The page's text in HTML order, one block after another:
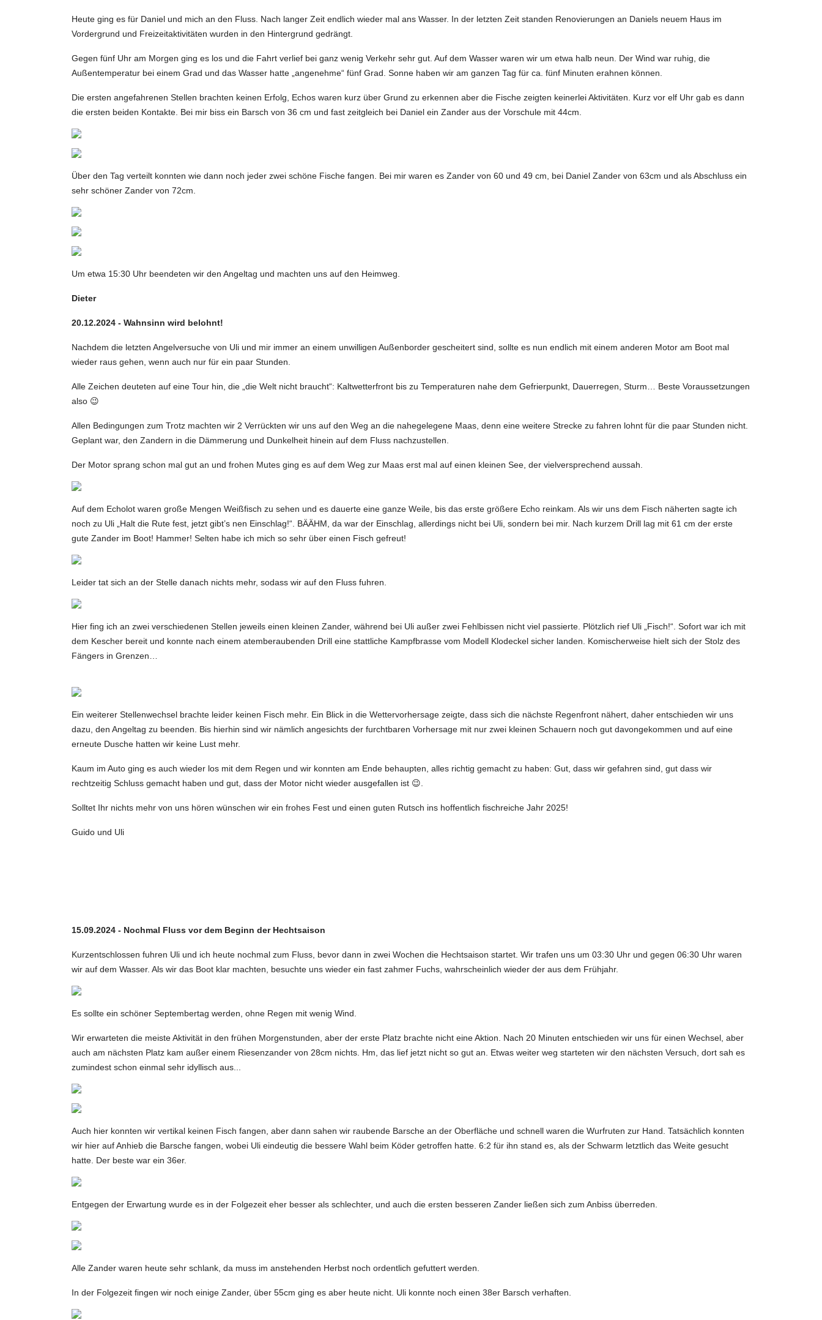
Heute ging es für Daniel und mich an den Fluss. Nach langer Zeit endlich wieder mal ans Wasser. In der letzten Zeit standen Renovierungen an Daniels neuem Haus im
Vordergrund und Freizeitaktivitäten wurden in den Hintergrund gedrängt.
Gegen fünf Uhr am Morgen ging es los und die Fahrt verlief bei ganz wenig Verkehr sehr gut. Auf dem Wasser waren wir um etwa halb neun. Der Wind war ruhig, die
Außentemperatur bei einem Grad und das Wasser hatte „angenehme“ fünf Grad. Sonne haben wir am ganzen Tag für ca. fünf Minuten erahnen können.
Die ersten angefahrenen Stellen brachten keinen Erfolg, Echos waren kurz über Grund zu erkennen aber die Fische zeigten keinerlei Aktivitäten. Kurz vor elf Uhr gab es dann
die ersten beiden Kontakte. Bei mir biss ein Barsch von 36 cm und fast zeitgleich bei Daniel ein Zander aus der Vorschule mit 44cm.
Über den Tag verteilt konnten wie dann noch jeder zwei schöne Fische fangen. Bei mir waren es Zander von 60 und 49 cm, bei Daniel Zander von 63cm und als Abschluss ein
sehr schöner Zander von 72cm.
Um etwa 15:30 Uhr beendeten wir den Angeltag und machten uns auf den Heimweg.
Dieter
20.12.2024 - Wahnsinn wird belohnt!
Nachdem die letzten Angelversuche von Uli und mir immer an einem unwilligen Außenborder gescheitert sind, sollte es nun endlich mit einem anderen Motor am Boot mal
wieder raus gehen, wenn auch nur für ein paar Stunden.
Alle Zeichen deuteten auf eine Tour hin, die „die Welt nicht braucht“: Kaltwetterfront bis zu Temperaturen nahe dem Gefrierpunkt, Dauerregen, Sturm… Beste Voraussetzungen
also 😉
Allen Bedingungen zum Trotz machten wir 2 Verrückten wir uns auf den Weg an die nahegelegene Maas, denn eine weitere Strecke zu fahren lohnt für die paar Stunden nicht.
Geplant war, den Zandern in die Dämmerung und Dunkelheit hinein auf dem Fluss nachzustellen.
Der Motor sprang schon mal gut an und frohen Mutes ging es auf dem Weg zur Maas erst mal auf einen kleinen See, der vielversprechend aussah.
Auf dem Echolot waren große Mengen Weißfisch zu sehen und es dauerte eine ganze Weile, bis das erste größere Echo reinkam. Als wir uns dem Fisch näherten sagte ich
noch zu Uli „Halt die Rute fest, jetzt gibt’s nen Einschlag!“. BÄÄHM, da war der Einschlag, allerdings nicht bei Uli, sondern bei mir. Nach kurzem Drill lag mit 61 cm der erste
gute Zander im Boot! Hammer! Selten habe ich mich so sehr über einen Fisch gefreut!
Leider tat sich an der Stelle danach nichts mehr, sodass wir auf den Fluss fuhren.
Hier fing ich an zwei verschiedenen Stellen jeweils einen kleinen Zander, während bei Uli außer zwei Fehlbissen nicht viel passierte. Plötzlich rief Uli „Fisch!“. Sofort war ich mit
dem Kescher bereit und konnte nach einem atemberaubenden Drill eine stattliche Kampfbrasse vom Modell Klodeckel sicher landen. Komischerweise hielt sich der Stolz des
Fängers in Grenzen…
Ein weiterer Stellenwechsel brachte leider keinen Fisch mehr. Ein Blick in die Wettervorhersage zeigte, dass sich die nächste Regenfront nähert, daher entschieden wir uns
dazu, den Angeltag zu beenden. Bis hierhin sind wir nämlich angesichts der furchtbaren Vorhersage mit nur zwei kleinen Schauern noch gut davongekommen und auf eine
erneute Dusche hatten wir keine Lust mehr.
Kaum im Auto ging es auch wieder los mit dem Regen und wir konnten am Ende behaupten, alles richtig gemacht zu haben: Gut, dass wir gefahren sind, gut dass wir
rechtzeitig Schluss gemacht haben und gut, dass der Motor nicht wieder ausgefallen ist 😉.
Solltet Ihr nichts mehr von uns hören wünschen wir ein frohes Fest und einen guten Rutsch ins hoffentlich fischreiche Jahr 2025!
Guido und Uli
15.09.2024 - Nochmal Fluss vor dem Beginn der Hechtsaison
Kurzentschlossen fuhren Uli und ich heute nochmal zum Fluss, bevor dann in zwei Wochen die Hechtsaison startet. Wir trafen uns um 03:30 Uhr und gegen 06:30 Uhr waren
wir auf dem Wasser. Als wir das Boot klar machten, besuchte uns wieder ein fast zahmer Fuchs, wahrscheinlich wieder der aus dem Frühjahr.
Es sollte ein schöner Septembertag werden, ohne Regen mit wenig Wind.
Wir erwarteten die meiste Aktivität in den frühen Morgenstunden, aber der erste Platz brachte nicht eine Aktion. Nach 20 Minuten entschieden wir uns für einen Wechsel, aber
auch am nächsten Platz kam außer einem Riesenzander von 28cm nichts. Hm, das lief jetzt nicht so gut an. Etwas weiter weg starteten wir den nächsten Versuch, dort sah es
zumindest schon einmal sehr idyllisch aus...
Auch hier konnten wir vertikal keinen Fisch fangen, aber dann sahen wir raubende Barsche an der Oberfläche und schnell waren die Wurfruten zur Hand. Tatsächlich konnten
wir hier auf Anhieb die Barsche fangen, wobei Uli eindeutig die bessere Wahl beim Köder getroffen hatte. 6:2 für ihn stand es, als der Schwarm letztlich das Weite gesucht
hatte. Der beste war ein 36er.
Entgegen der Erwartung wurde es in der Folgezeit eher besser als schlechter, und auch die ersten besseren Zander ließen sich zum Anbiss überreden.
Alle Zander waren heute sehr schlank, da muss im anstehenden Herbst noch ordentlich gefuttert werden.
In der Folgezeit fingen wir noch einige Zander, über 55cm ging es aber heute nicht. Uli konnte noch einen 38er Barsch verhaften.